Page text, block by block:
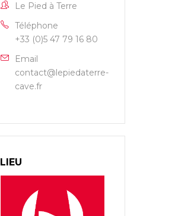
Le Pied à Terre
Téléphone
+33 (0)5 47 79 16 80
Email
contact@lepiedaterre-
cave.fr
LIEU